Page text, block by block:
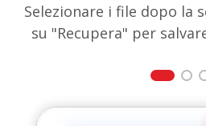
Selezionare i file dopo la
su "Recupera" per